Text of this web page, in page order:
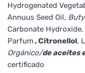
Hydrogenated
Annuus Seed Oil,
Carbonate
Parfum, Citronellol,
Orgánico/de aceites
certificado